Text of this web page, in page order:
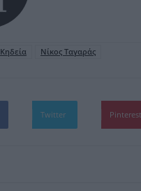
Κηδεία Νίκος Ταγαράς
Twitter Pinterest